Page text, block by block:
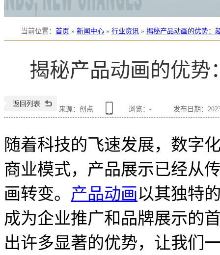
当前位置 ： 首页 » 新闻中心 » 行业资讯 » 揭秘产品动画的优势：
揭秘产品动画的优势
来源：创点 浏览： - 发布日期：
随着科技的飞速发展，数字
商业模式，产品展示已经从
画转变。 产品动画以其独特
成为企业推广和品牌展示的
出许多显著的优势，让我们